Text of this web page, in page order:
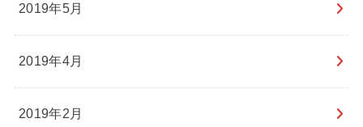
2019年5月
2019年4月
2019年2月